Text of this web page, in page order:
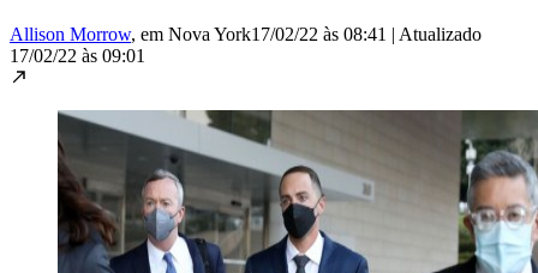
Allison Morrow, em Nova York17/02/22 às 08:41 | Atualizado
17/02/22 às 09:01